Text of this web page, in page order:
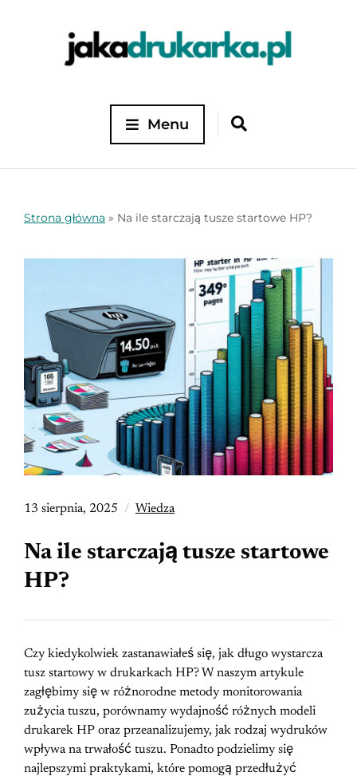
Menu
Strona główna » Na ile starczają tusze startowe HP?
13 sierpnia, 2025 Wiedza
Na ile starczają tusze startowe
HP?
Czy kiedykolwiek zastanawiałeś się, jak długo wystarcza
tusz startowy w drukarkach HP? W naszym artykule
zagłębimy się w różnorodne metody monitorowania
zużycia tuszu, porównamy wydajność różnych modeli
drukarek HP oraz przeanalizujemy, jak rodzaj wydruków
wpływa na trwałość tuszu. Ponadto podzielimy się
najlepszymi praktykami, które pomogą przedłużyć